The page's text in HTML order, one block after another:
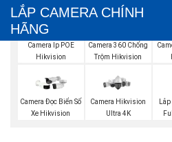
LẮP CAMERA CHÍNH
HÃNG
Camera Ip POE
Hikvision
Camera 360 Chống
Trộm Hikvision
Camera Đọc Biển Số
Xe Hikvision
Camera Hikvision
Ultra 4K